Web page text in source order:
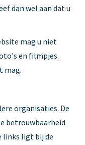
dan wel aan dat u
mag u niet
en filmpjes.
mag.
organisaties. De
betrouwbaarheid
links ligt bij de